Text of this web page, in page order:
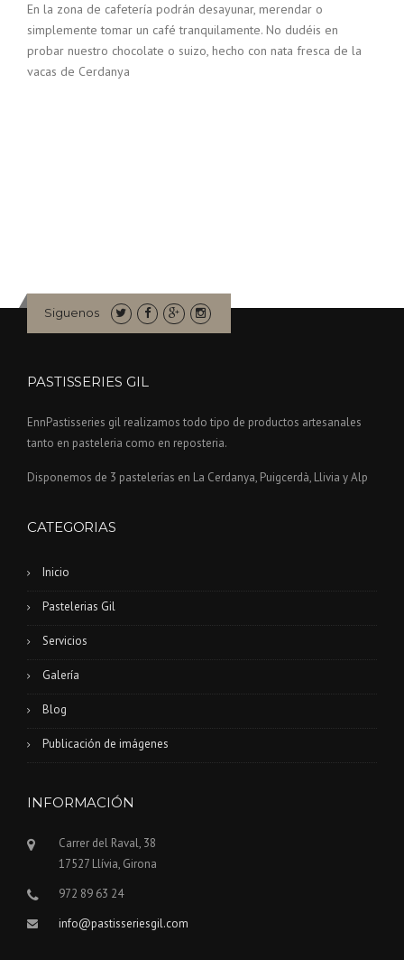
En la zona de cafetería podrán desayunar, merendar o
simplemente tomar un café tranquilamente. No dudéis en
probar nuestro chocolate o suizo, hecho con nata fresca de la
vacas de Cerdanya
Siguenos
PASTISSERIES GIL
EnnPastisseries gil realizamos todo tipo de productos artesanales
tanto en pasteleria como en reposteria.
Disponemos de 3 pastelerías en La Cerdanya, Puigcerdà, Llivia y Alp
CATEGORIAS
Inicio
Pastelerias Gil
Servicios
Galería
Blog
Publicación de imágenes
INFORMACIÓN
Carrer del Raval, 38
17527 Llívia, Girona
972 89 63 24
info@pastisseriesgil.com